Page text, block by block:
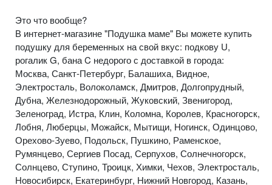
Это что вообще?
В интернет-магазине "Подушка маме" Вы можете купить
подушку для беременных на свой вкус: подкову U,
рогалик G, бана C недорого с доставкой в города:
Москва, Санкт-Петербург, Балашиха, Видное,
Электросталь, Волоколамск, Дмитров, Долгопрудный,
Дубна, Железнодорожный, Жуковский, Звенигород,
Зеленоград, Истра, Клин, Коломна, Королев, Красногорск,
Лобня, Люберцы, Можайск, Мытищи, Ногинск, Одинцово,
Орехово-Зуево, Подольск, Пушкино, Раменское,
Румянцево, Сергиев Посад, Серпухов, Солнечногорск,
Солнцево, Ступино, Троицк, Химки, Чехов, Электросталь,
Новосибирск, Екатеринбург, Нижний Новгород, Казань,